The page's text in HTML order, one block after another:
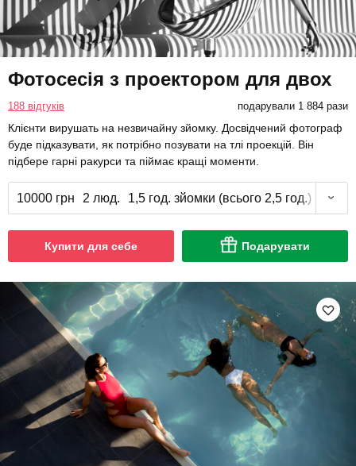
Фотосесія з проектором для двох
188 відгуків подарували 1 884 рази
Клієнти вирушать на незвичайну зйомку. Досвідчений фотограф
буде підказувати, як потрібно позувати на тлі проекцій. Він
підбере гарні ракурси та піймає кращі моменти.
10000 грн 2 люд. 1,5 год. зйомки (всього 2,5 год.)
Купити для себе Подарувати